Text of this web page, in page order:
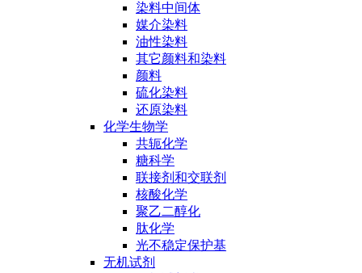
染料中间体
媒介染料
油性染料
其它颜料和染料
颜料
硫化染料
还原染料
化学生物学
共轭化学
糖科学
联接剂和交联剂
核酸化学
聚乙二醇化
肽化学
光不稳定保护基
无机试剂